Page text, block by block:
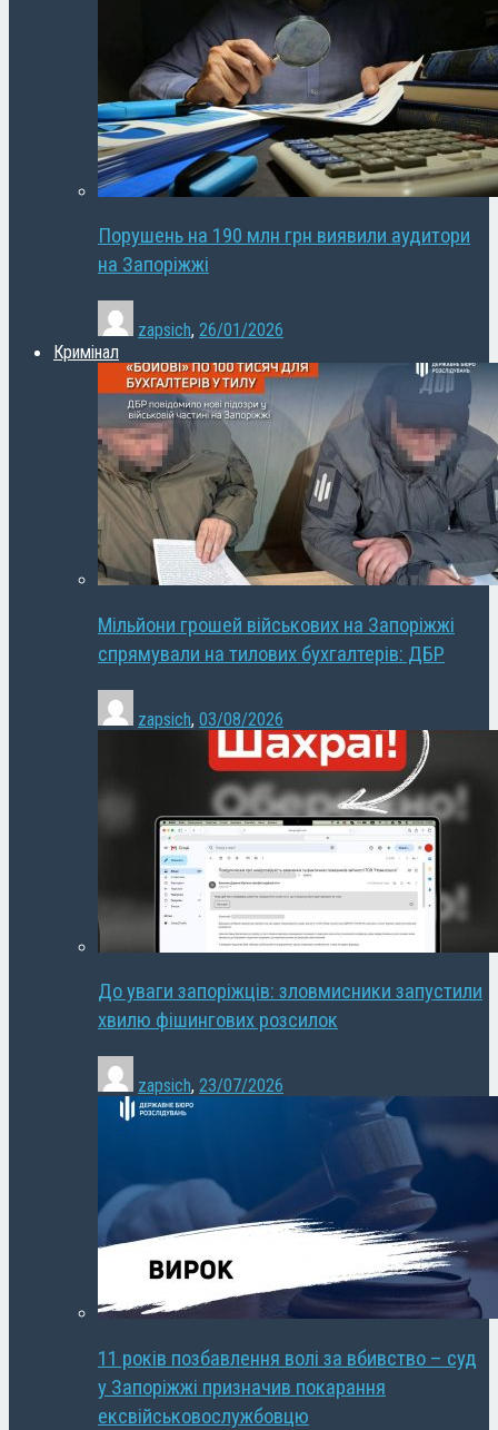
Порушень на 190 млн грн виявили аудитори
на Запоріжжі
zapsich, 26/01/2026
Кримінал
Мільйони грошей військових на Запоріжжі
спрямували на тилових бухгалтерів: ДБР
zapsich, 03/08/2026
До уваги запоріжців: зловмисники запустили
хвилю фішингових розсилок
zapsich, 23/07/2026
11 років позбавлення волі за вбивство – суд
у Запоріжжі призначив покарання
ексвійськовослужбовцю